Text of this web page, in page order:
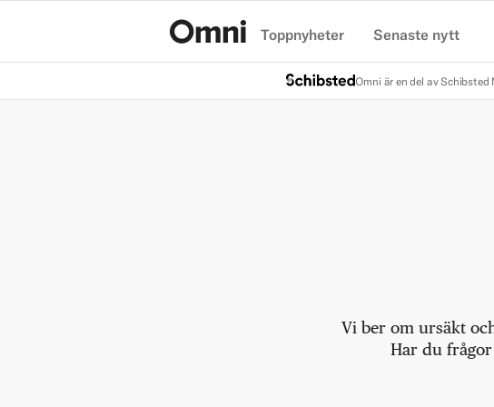
Toppnyheter Senaste nytt
Omni är en del av Schibsted
Vi ber om ursäkt
Har du